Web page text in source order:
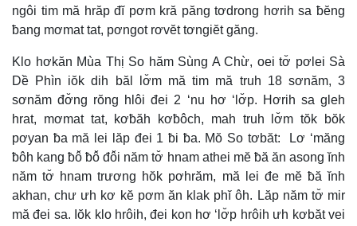
ngôi tim mă hrăp đĭ pơm kră păng tơdrong hơrih sa ƀĕng
ƀang mơmat tat, pơngot rơvĕt tơngiĕt găng.
Klo hơkăn Mùa Thị So hăm Sùng A Chừ, oei tơ̆ pơlei Sà
Dề Phìn iŏk dih băl lơ̆m mă tim mă truh 18 sơnăm, 3
sơnăm đơ̆ng rŏng hlôi đei 2 ‘nu hơ ‘lơ̆p. Hơrih sa gleh
hrat, mơmat tat, kơƀăh kơƀôch, mah truh lơ̆m tŏk bŏk
pơyan ƀa mă lei lăp đei 1 ƀi ƀa. Mŏ So tơbăt: Lơ ‘măng
ƀôh kang ƀô̆ ƀô̆ đô̆i năm tơ̆ hnam athei mĕ ƀă ăn asong ĭnh
năm tơ̆ hnam trương hŏk pơhrăm, mă lei đe mĕ ƀă ĭnh
akhan, chư ưh kơ kĕ pơm ăn klak phĭ ôh. Lăp năm tơ̆ mir
mă đei sa. Iŏk klo hrôih, đei kon hơ ‘lơ̆p hrôih ưh kơbăt vei